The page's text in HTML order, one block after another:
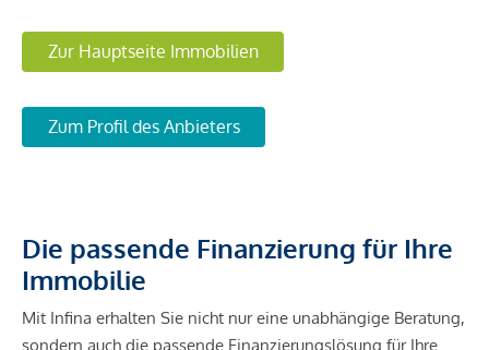
Zur Hauptseite Immobilien
Zum Profil des Anbieters
Die passende Finanzierung für Ihre
Immobilie
Mit Infina erhalten Sie nicht nur eine unabhängige Beratung,
sondern auch die passende Finanzierungslösung für Ihre